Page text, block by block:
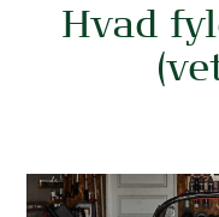
Hvad